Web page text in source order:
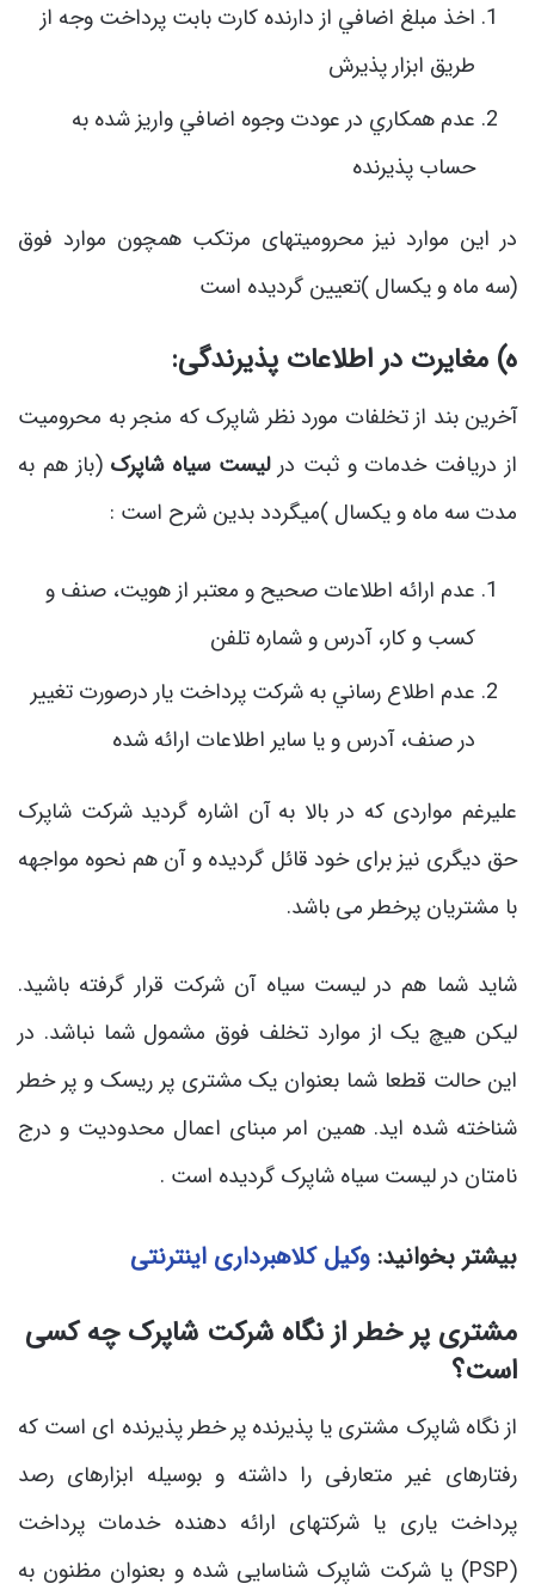
اخذ مبلغ اضافي از دارنده كارت بابت پرداخت وجه از
طريق ابزار پذيرش
عدم همكاري در عودت وجوه اضافي واريز شده به
حساب پذيرنده
در این موارد نیز محرومیتهای مرتکب همچون موارد فوق
(سه ماه و یکسال )تعیین گردیده است
ه) مغایرت در اطلاعات پذیرندگی:
آخرین بند از تخلفات مورد نظر شاپرک که منجر به محرومیت
از دریافت خدمات و ثبت درلیست سیاه شاپرک (باز هم به
مدت سه ماه و یکسال )میگردد بدین شرح است :
عدم ارائه اطلاعات صحيح و معتبر از هويت، صنف و
كسب و كار، آدرس و شماره تلفن
عدم اطلاع رساني به شركت پرداخت يار درصورت تغيير
در صنف، آدرس و يا ساير اطلاعات ارائه شده
علیرغم مواردی که در بالا به آن اشاره گردید شرکت شاپرک
حق دیگری نیز برای خود قائل گردیده و آن هم نحوه مواجهه
با مشتریان پرخطر می باشد.
شاید شما هم در لیست سیاه آن شرکت قرار گرفته باشید.
لیکن هیچ یک از موارد تخلف فوق مشمول شما نباشد. در
این حالت قطعا شما بعنوان یک مشتری پر ریسک و پر خطر
شناخته شده اید. همین امر مبنای اعمال محدودیت و درج
نامتان در لیست سیاه شاپرک گردیده است .
بیشتر بخوانید: وکیل کلاهبرداری اینترنتی
مشتری پر خطر از نگاه شرکت شاپرک چه کسی
است؟
از نگاه شاپرک مشتری یا پذیرنده پر خطر پذیرنده ای است که
رفتارهای غیر متعارفی را داشته و بوسیله ابزارهای رصد
پرداخت یاری یا شرکتهای ارائه دهنده خدمات پرداخت
(PSP) یا شرکت شاپرک شناسایی شده و بعنوان مظنون به